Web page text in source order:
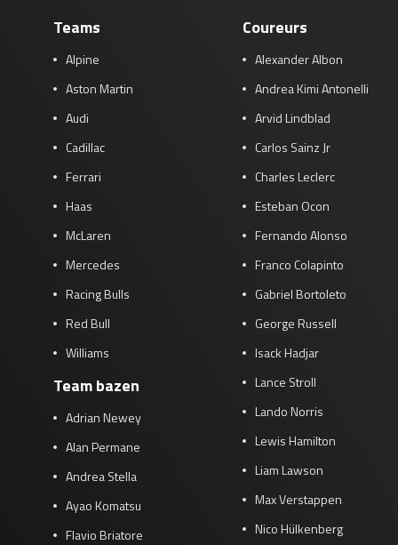
Teams
Alpine
Aston Martin
Audi
Cadillac
Ferrari
Haas
McLaren
Mercedes
Racing Bulls
Red Bull
Williams
Team bazen
Adrian Newey
Alan Permane
Andrea Stella
Ayao Komatsu
Flavio Briatore
Coureurs
Alexander Albon
Andrea Kimi Antonelli
Arvid Lindblad
Carlos Sainz Jr
Charles Leclerc
Esteban Ocon
Fernando Alonso
Franco Colapinto
Gabriel Bortoleto
George Russell
Isack Hadjar
Lance Stroll
Lando Norris
Lewis Hamilton
Liam Lawson
Max Verstappen
Nico Hülkenberg